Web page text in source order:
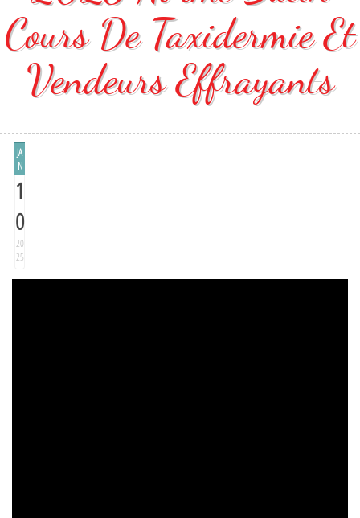
Cours De Taxidermie Et
Vendeurs Effrayants
JA
N
1
0
20
25